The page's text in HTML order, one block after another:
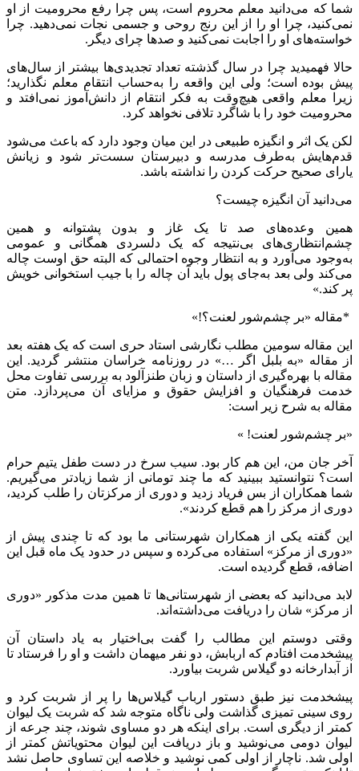
شما که می‌دانید معلم محروم است، پس چرا رفع محرومیت از او
نمی‌کنید، چرا او را از این رنج روحی و جسمی نجات نمی‌دهید. چرا
خواسته‌های او را اجابت نمی‌کنید و صدها چرای دیگر.
حالا فهمیدید چرا در سال گذشته تعداد تجدیدی‌ها بیشتر از سال‌های
پیش بوده است؛ ولی این واقعه را به‌حساب انتقام معلم نگذارید؛
زیرا معلم واقعی هیچ‌وقت به فکر انتقام از دانش‌آموز نمی‌افتد و
محرومیت خود را با شاگرد تلافی نخواهد کرد.
لکن یک اثر و انگیزه طبیعی در این میان وجود دارد که باعث می‌شود
قدم‌هایش به‌طرف مدرسه و دبیرستان سست‌تر شود و زیانش
یارای صحیح حرکت کردن را نداشته باشد.
می‌دانید آن انگیزه چیست؟
همین وعده‌های صد تا یک غاز و بدون پشتوانه و همین
چشم‌انتظاری‌های بی‌نتیجه که یک دلسردی همگانی و عمومی
به‌وجود می‌آورد و به انتظار وجوه احتمالی که البته حق اوست چاله
می‌کند ولی بعد به‌جای پول باید آن چاله را با جیب استخوانی خویش
پر کند.»
*مقاله «بر چشم‌شور لعنت؟!»
این مقاله سومین مطلب نگارشی استاد حری است که یک هفته بعد
از مقاله «به بلبل اگر …» در روزنامه خراسان منتشر گردید. این
مقاله با بهره‌گیری از داستان و زبان طنزآلود به بررسی تفاوت محل
خدمت فرهنگیان و افزایش حقوق و مزایای آن می‌پردازد. متن
مقاله به شرح زیر است:
«بر چشم‌شور لعنت! »
آخر جان من، این هم کار بود. سیب سرخ در دست طفل یتیم حرام
است؟ نتوانستید ببینید که ما چند تومانی از شما زیادتر می‌گیریم.
شما همکاران از بس فریاد زدید و دوری از مرکزتان را طلب کردید،
دوری از مرکز را هم قطع کردند».
این گفته یکی از همکاران شهرستانی ما بود که تا چندی پیش از
«دوری از مرکز» استفاده می‌کرده و سپس در حدود یک ماه قبل این
اضافه، قطع گردیده است.
لابد می‌دانید که بعضی از شهرستانی‌ها تا همین مدت مذکور «دوری
از مرکز» شان را دریافت می‌داشته‌اند.
وقتی دوستم این مطالب را گفت بی‌اختیار به یاد داستان آن
پیشخدمت افتادم که اربابش، دو نفر میهمان داشت و او را فرستاد تا
از آبدارخانه دو گیلاس شربت بیاورد.
پیشخدمت نیز طبق دستور ارباب گیلاس‌ها را پر از شربت کرد و
روی سینی تمیزی گذاشت ولی ناگاه متوجه شد که شربت یک لیوان
کمتر از دیگری است. برای اینکه هر دو مساوی شوند، چند جرعه از
لیوان دومی می‌نوشید و باز دریافت این لیوان محتویاتش کمتر از
اولی شد. ناچار از اولی کمی نوشید و خلاصه این تساوی حاصل نشد